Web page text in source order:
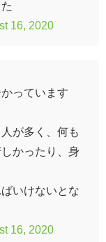
16, 2020
っています
が多く、何も
かったり、身
いけないとな
16, 2020